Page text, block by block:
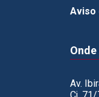
Aviso
Av.